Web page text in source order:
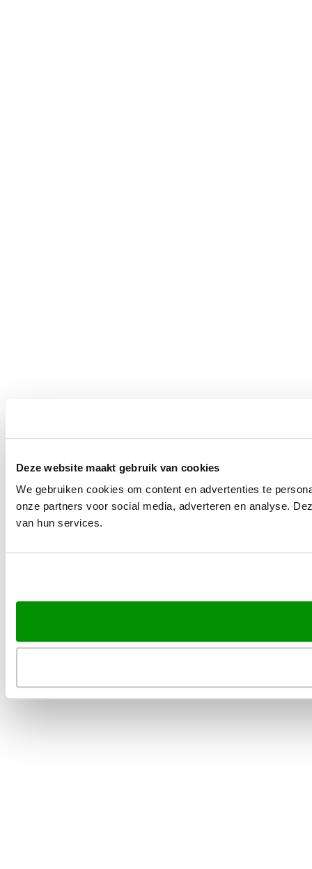
Deze website maakt gebruik van cookies
We gebruiken cookies om content en advertenties te
onze partners voor social media, adverteren en analyse.
van hun services.